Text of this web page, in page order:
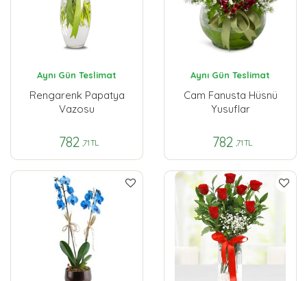
Aynı Gün Teslimat
Rengarenk Papatya
Vazosu
782 ,71 TL
Aynı Gün Teslimat
Cam Fanusta Hüsnü
Yusuflar
782 ,71 TL